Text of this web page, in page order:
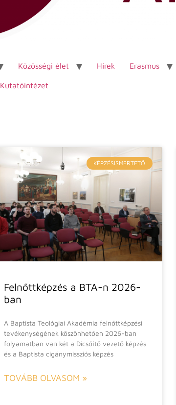
Közösségi élet Hírek Erasmus
Kutatóintézet
KÉPZÉSISMERTETŐ
Felnőttképzés a BTA-n 2026-
ban
A Baptista Teológiai Akadémia felnőttképzési
tevékenységének köszönhetően 2026-ban
folyamatban van két a Dicsőítő vezető képzés
és a Baptista cigánymissziós képzés
TOVÁBB OLVASOM »